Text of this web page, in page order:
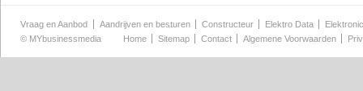
Vraag en Aanbod Aandrijven en besturen Constructeur Elektro Data
© MYbusinessmedia Home Sitemap Contact Algemene Voorwaarden